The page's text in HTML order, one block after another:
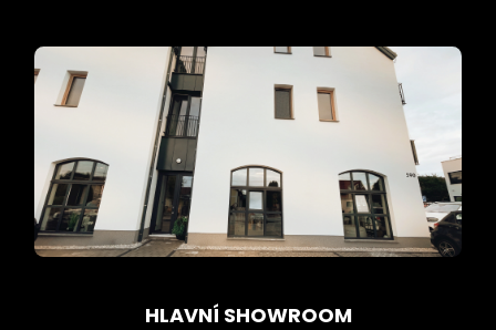
HLAVNÍ SHOWROOM